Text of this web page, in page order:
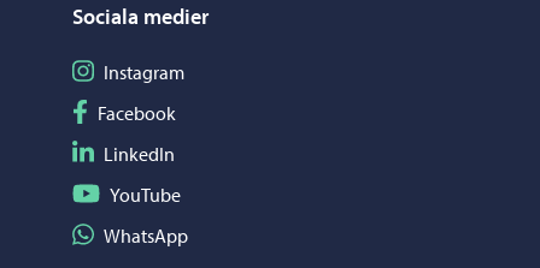
Sociala medier
Följ på Instagram
Instagram
Följ på Facebook
Facebook
Följ på LinkedIn
LinkedIn
Följ på YouTube
YouTube
Dela på WhatsApp
WhatsApp